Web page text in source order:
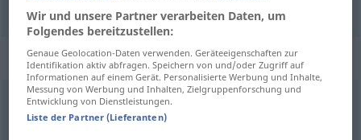
Beispielsätze für "recht"
er ist nicht recht bei Verstand
pohromadĕ
Wir und unsere Partner verarbeiten Daten, um
Folgendes bereitzustellen:
Genaue Geolocation-Daten verwenden. Geräteeigenschaften zur
Identifikation aktiv abfragen. Speichern von und/oder Zugriff auf
Informationen auf einem Gerät. Personalisierte Werbung und Inhalte,
Messung von Werbung und Inhalten, Zielgruppenforschung und
Entwicklung von Dienstleistungen.
Liste der Partner (Lieferanten)